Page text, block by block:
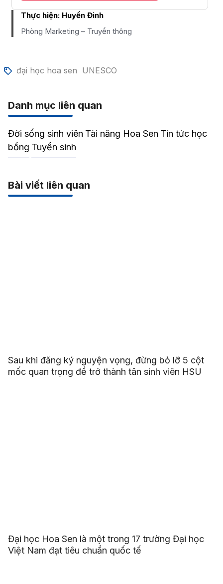
Thực hiện: Huyền Đinh
Phòng Marketing – Truyền thông
đại học hoa sen UNESCO
Danh mục liên quan
Đời sống sinh viên Tài năng Hoa Sen Tin tức học
bổngTuyển sinh
Bài viết liên quan
Sau khi đăng ký nguyện vọng, đừng bỏ lỡ 5 cột
mốc quan trọng để trở thành tân sinh viên HSU
Đại học Hoa Sen là một trong 17 trường Đại học
Việt Nam đạt tiêu chuẩn quốc tế